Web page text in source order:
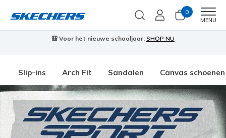
0
MENU
🎒 Voor het nieuwe schooljaar: SHOP NU
Slip-ins Arch Fit Sandalen Canvas schoenen